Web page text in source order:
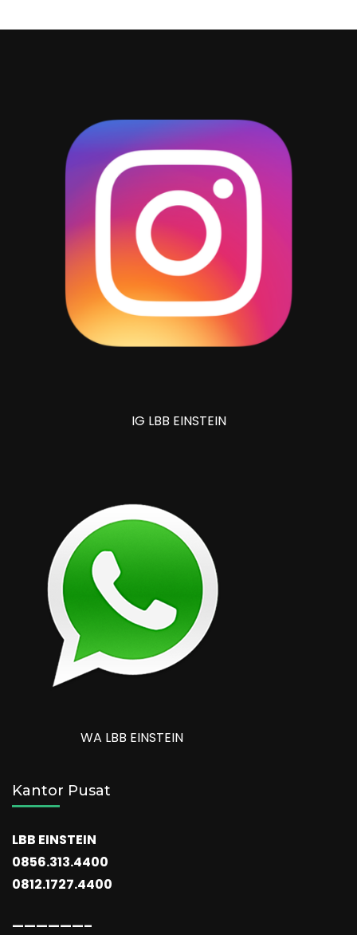
IG LBB EINSTEIN
WA LBB EINSTEIN
Kantor Pusat
LBB EINSTEIN
0856.313.4400
0812.1727.4400
——————–